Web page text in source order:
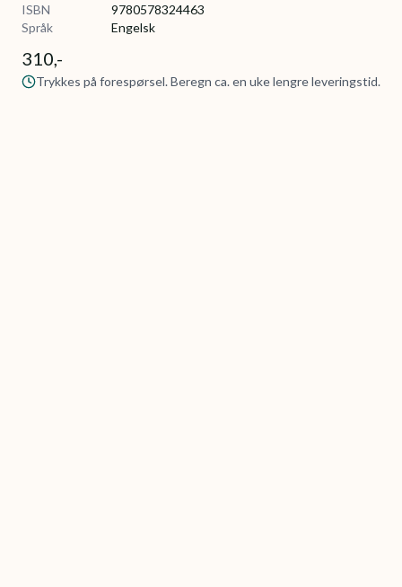
ISBN
9780578324463
Språk
Engelsk
310,-
Trykkes på forespørsel. Beregn ca. en uke lengre leveringstid.